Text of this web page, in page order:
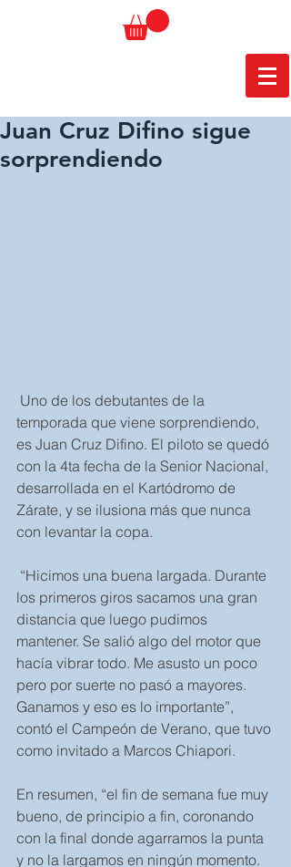
Juan Cruz Difino sigue
sorprendiendo
temporada que viene sorprendiendo,
es Juan Cruz Difino. El piloto se quedó
con la 4ta fecha de la Senior Nacional,
desarrollada en el Kartódromo de
Zárate, y se ilusiona más que nunca
con levantar la copa.
los primeros giros sacamos una gran
distancia que luego pudimos
mantener. Se salió algo del motor que
hacía vibrar todo. Me asusto un poco
pero por suerte no pasó a mayores.
Ganamos y eso es lo importante”,
contó el Campeón de Verano, que tuvo
como invitado a Marcos Chiapori.
En resumen, “el fin de semana fue muy
bueno, de principio a fin, coronando
con la final donde agarramos la punta
y no la largamos en ningún momento.